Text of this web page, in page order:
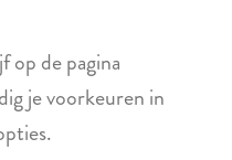
op de pagina
je voorkeuren in